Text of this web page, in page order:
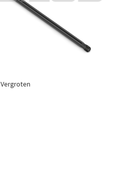
Vergroten